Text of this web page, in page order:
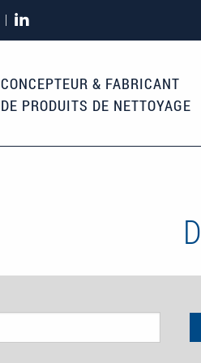
CONCEPTEUR & FABRICANT
DE PRODUITS DE NETTOYAGE